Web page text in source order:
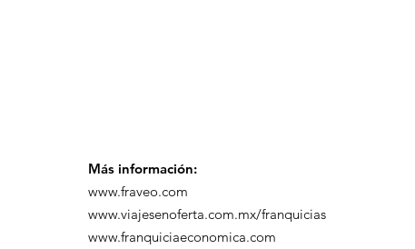
Más información:
www.fraveo.com
www.viajesenoferta.com.mx/franquicias
www.franquiciaeconomica.com